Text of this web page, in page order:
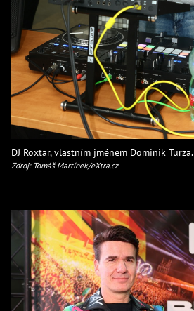
DJ Roxtar, vlastním jménem Dominik Turza.
Zdroj: Tomáš Martínek/eXtra.cz